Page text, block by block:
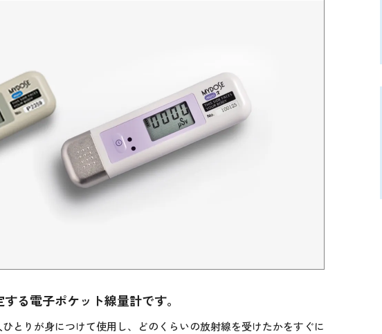
る電子ポケット線量計です。
とりが身につけて使用し、どのくらいの放射線を受けたかをすぐに